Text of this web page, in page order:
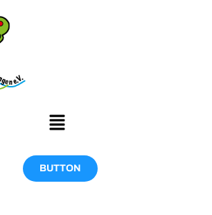
BUTTON